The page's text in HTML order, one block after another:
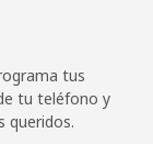
por
tus
tu teléfono y
queridos.